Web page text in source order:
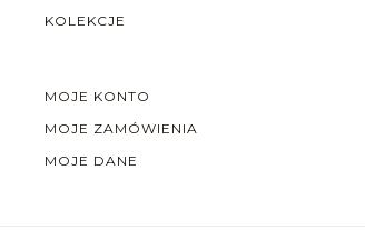
KOLEKCJE
MOJE KONTO
MOJE ZAMÓWIENIA
MOJE DANE